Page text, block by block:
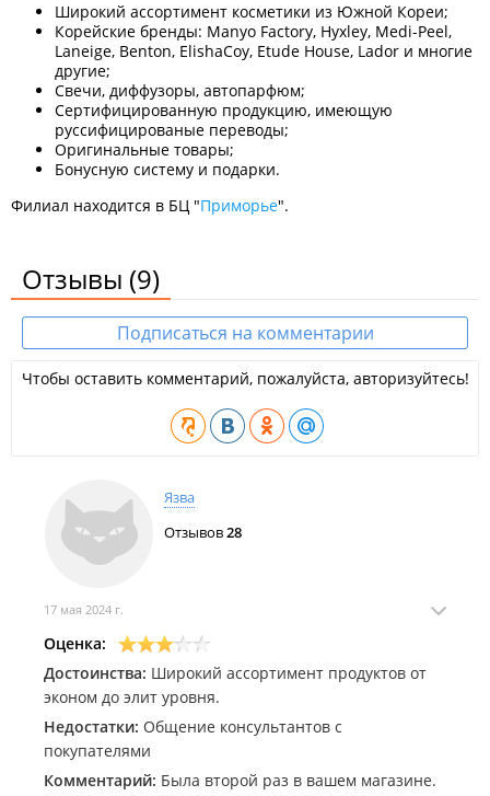
Широкий ассортимент косметики из Южной Кореи;
Корейские бренды: Manyo Factory, Hyxley, Medi-Peel,
Laneige, Benton, ElishaCoy, Etude House, Lador и многие
другие;
Свечи, диффузоры, автопарфюм;
Сертифицированную продукцию, имеющую
руссифицированые переводы;
Оригинальные товары;
Бонусную систему и подарки.
Филиал находится в БЦ "Приморье".
Отзывы (9)
Подписаться на комментарии
Чтобы оставить комментарий, пожалуйста, авторизуйтесь!
Язва
Отзывов28
17 мая 2024 г.
Оценка:
Достоинства: Широкий ассортимент продуктов от
эконом до элит уровня.
Недостатки: Общение консультантов с
покупателями
Комментарий: Была второй раз в вашем магазине.